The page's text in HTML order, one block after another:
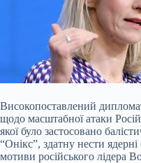
Високопоставлений
щодо масштабної атаки
якої було застосовано
“Онікс”, здатну нести
мотиви російського лідера